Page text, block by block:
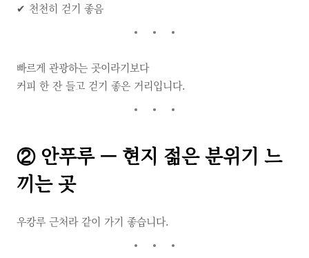
✔ 천천히 걷기 좋음
빠르게 관광하는 곳이라기보다
커피 한 잔 들고 걷기 좋은 거리입니다.
② 안푸루 — 현지 젊은 분위기 느
끼는 곳
우캉루 근처라 같이 가기 좋습니다.